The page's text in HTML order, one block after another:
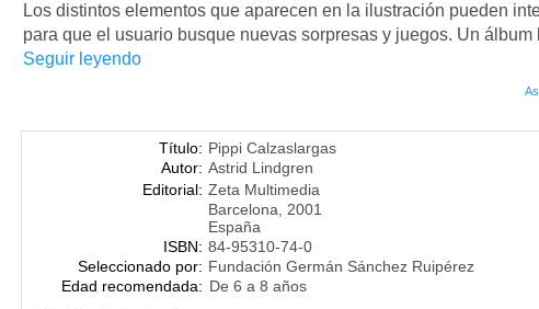
Los distintos elementos que aparecen en la ilustración pueden
para que el usuario busque nuevas sorpresas y juegos. Un álbum
Seguir leyendo
Título: Pippi Calzaslargas
Autor: Astrid Lindgren
Editorial: Zeta Multimedia
Barcelona, 2001
España
ISBN: 84-95310-74-0
Seleccionado por: Fundación Germán Sánchez Ruipérez
Edad recomendada: De 6 a 8 años